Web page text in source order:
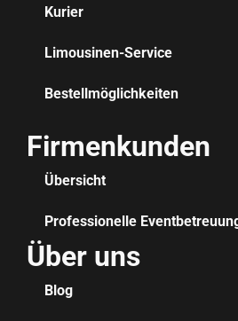
Kurier
Limousinen-Service
Bestellmöglichkeiten
Firmenkunden
Übersicht
Professionelle
Über uns
Blog